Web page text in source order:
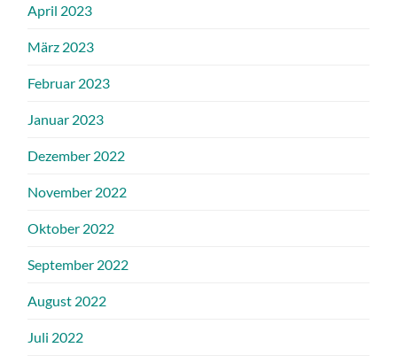
April 2023
März 2023
Februar 2023
Januar 2023
Dezember 2022
November 2022
Oktober 2022
September 2022
August 2022
Juli 2022